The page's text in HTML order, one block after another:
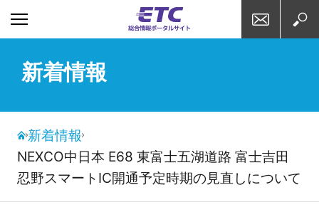
新着情報
新着情報
NEXCO中日本 E68 東富士五湖道路 富士吉田
忍野スマートIC開通予定時期の見直しについて